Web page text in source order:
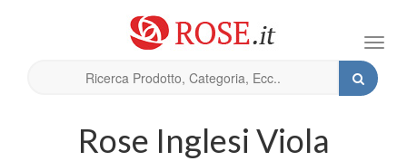
Rose Inglesi Viola